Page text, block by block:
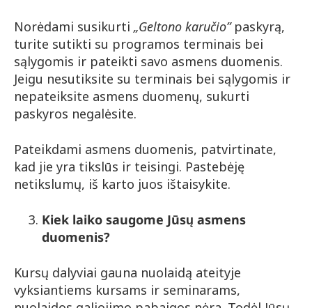
Norėdami susikurti „Geltono karučio” paskyrą,
turite sutikti su programos terminais bei
sąlygomis ir pateikti savo asmens duomenis.
Jeigu nesutiksite su terminais bei sąlygomis ir
nepateiksite asmens duomenų, sukurti
paskyros negalėsite.
Pateikdami asmens duomenis, patvirtinate,
kad jie yra tikslūs ir teisingi. Pastebėję
netikslumų, iš karto juos ištaisykite.
Kiek laiko saugome Jūsų asmens
duomenis?
Kursų dalyviai gauna nuolaidą ateityje
vyksiantiems kursams ir seminarams,